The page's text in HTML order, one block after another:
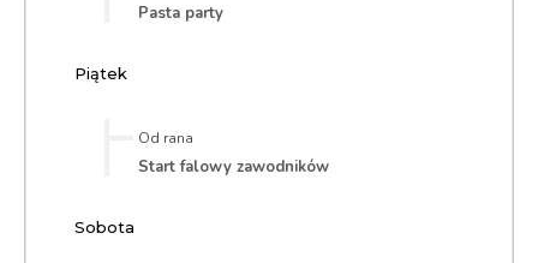
Pasta party
Piątek
Od rana
Start falowy zawodników
Sobota